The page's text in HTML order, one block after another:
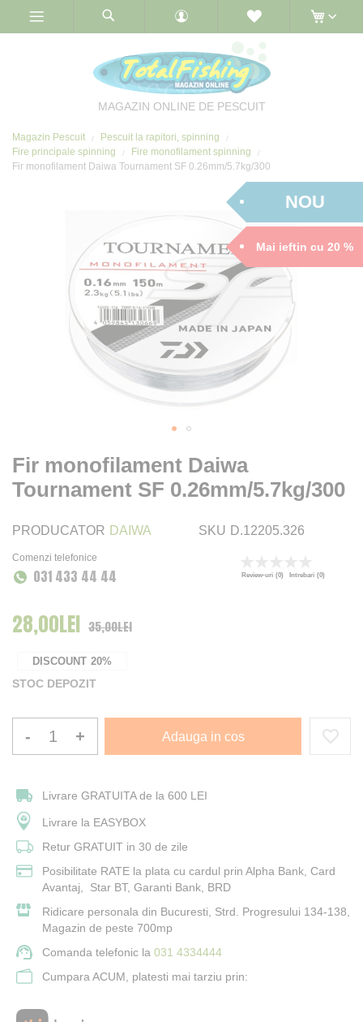
MAGAZIN ONLINE DE PESCUIT
Magazin Pescuit
Pescuit la rapitori, spinning
Fire principale spinning
Fire monofilament spinning
Fir monofilament Daiwa Tournament SF 0.26mm/5.7kg/300
Fir monofilament Daiwa
Tournament SF 0.26mm/5.7kg/300
PRODUCATOR DAIWA SKU D.12205.326
Comenzi telefonice
031 433 44 44
0
% of100
Review-uri (0) Intrebari (0)
35,00LEI
Pret Special
28,00LEI
STOC DEPOZIT
DISCOUNT 20%
- + Adauga in cos
Livrare GRATUITA de la 600 LEI
Livrare la EASYBOX
Retur GRATUIT in 30 de zile
Posibilitate RATE la plata cu cardul prin Alpha Bank, Card
Avantaj, Star BT, Garanti Bank, BRD
Ridicare personala din Bucuresti, Strd. Progresului 134-138,
Magazin de peste 700mp
Comanda telefonic la 031 4334444
Cumpara ACUM, platesti mai tarziu prin:
NOU
Mai ieftin cu 20 %